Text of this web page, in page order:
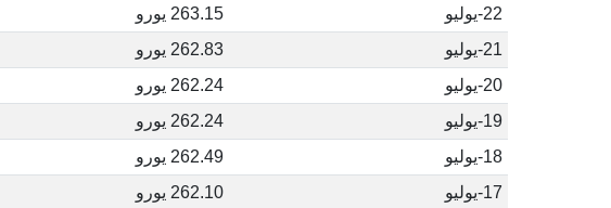
22-يوليو
263.15 يورو
21-يوليو
262.83 يورو
20-يوليو
262.24 يورو
19-يوليو
262.24 يورو
18-يوليو
262.49 يورو
17-يوليو
262.10 يورو